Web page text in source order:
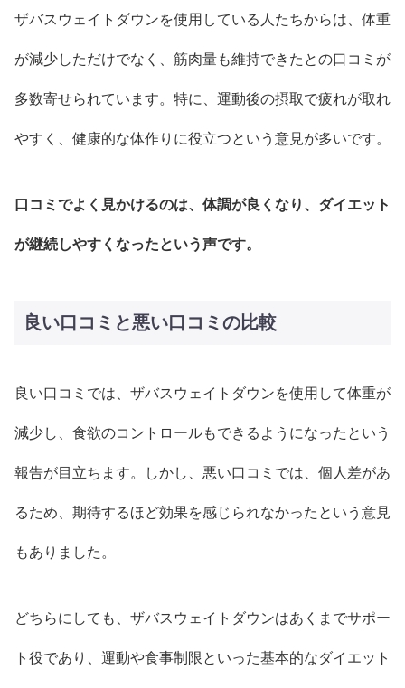
ザバスウェイトダウンを使用している人たちからは、体重
が減少しただけでなく、筋肉量も維持できたとの口コミが
多数寄せられています。特に、運動後の摂取で疲れが取れ
やすく、健康的な体作りに役立つという意見が多いです。
口コミでよく見かけるのは、体調が良くなり、ダイエット
が継続しやすくなったという声です。
良い口コミと悪い口コミの比較
良い口コミでは、ザバスウェイトダウンを使用して体重が
減少し、食欲のコントロールもできるようになったという
報告が目立ちます。しかし、悪い口コミでは、個人差があ
るため、期待するほど効果を感じられなかったという意見
もありました。
どちらにしても、ザバスウェイトダウンはあくまでサポー
ト役であり、運動や食事制限といった基本的なダイエット